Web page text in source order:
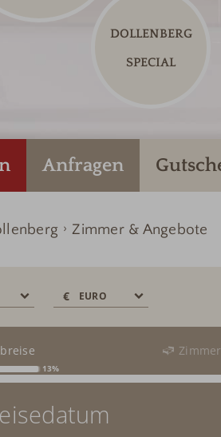
Anfragen
DOLLENBERG
SPECIAL
Zimmer & Angebote
€
zł
kr.
€ EURO
Zimmer
13%